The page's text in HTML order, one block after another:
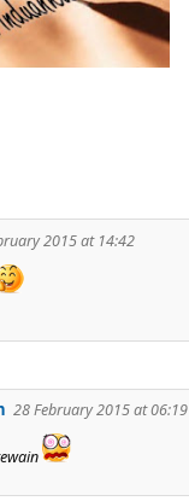
2015 at 14:42
28 February 2015 at 06:19